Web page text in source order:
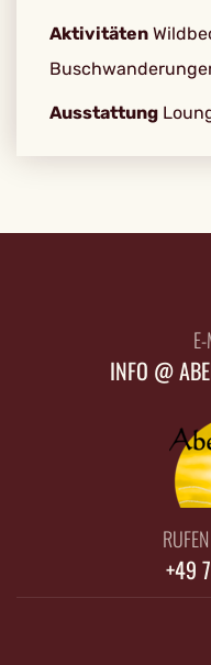
Aktivitäten
Ausstattung
INFO @
+49